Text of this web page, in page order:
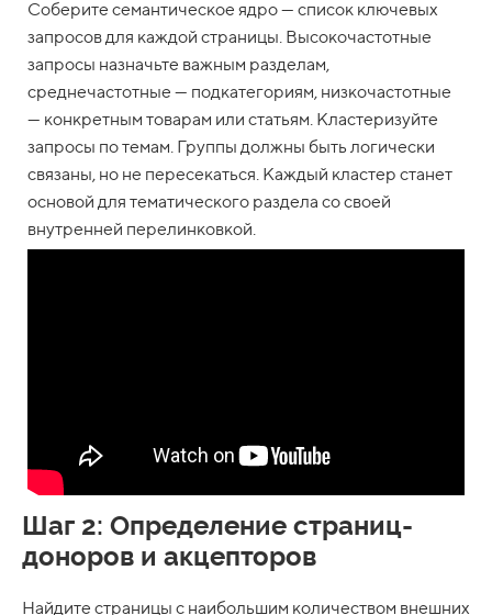
Соберите семантическое ядро — список ключевых
запросов для каждой страницы. Высокочастотные
запросы назначьте важным разделам,
среднечастотные — подкатегориям, низкочастотные
— конкретным товарам или статьям. Кластеризуйте
запросы по темам. Группы должны быть логически
связаны, но не пересекаться. Каждый кластер станет
основой для тематического раздела со своей
внутренней перелинковкой.
Шаг 2: Определение страниц-
доноров и акцепторов
Найдите страницы с наибольшим количеством внешних